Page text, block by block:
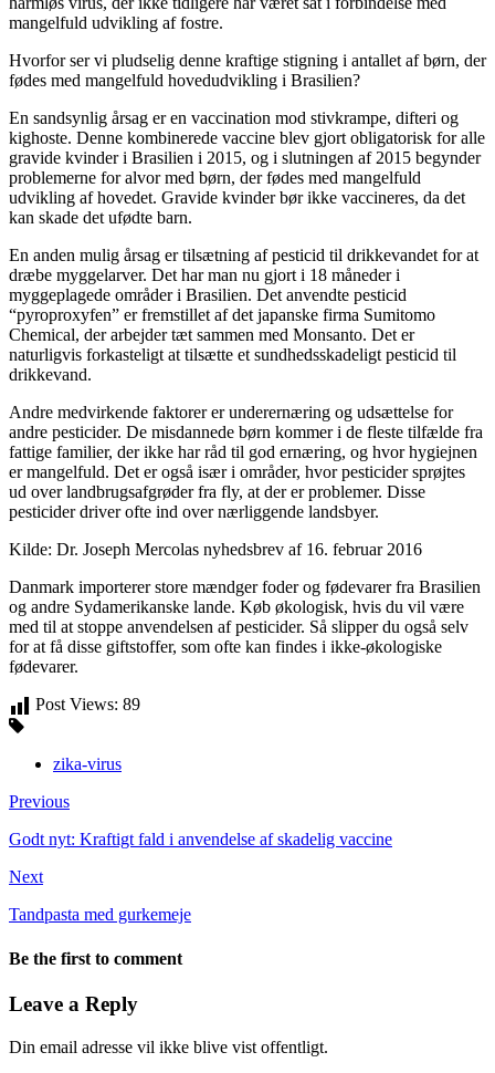
mangelfuld udvikling af fostre.
Hvorfor ser vi pludselig denne kraftige stigning i antallet af børn, der
fødes med mangelfuld hovedudvikling i Brasilien?
En sandsynlig årsag er en vaccination mod stivkrampe, difteri og
kighoste. Denne kombinerede vaccine blev gjort obligatorisk for alle
gravide kvinder i Brasilien i 2015, og i slutningen af 2015 begynder
problemerne for alvor med børn, der fødes med mangelfuld
udvikling af hovedet. Gravide kvinder bør ikke vaccineres, da det
kan skade det ufødte barn.
En anden mulig årsag er tilsætning af pesticid til drikkevandet for at
dræbe myggelarver. Det har man nu gjort i 18 måneder i
myggeplagede områder i Brasilien. Det anvendte pesticid
“pyroproxyfen” er fremstillet af det japanske firma Sumitomo
Chemical, der arbejder tæt sammen med Monsanto. Det er
naturligvis forkasteligt at tilsætte et sundhedsskadeligt pesticid til
drikkevand.
Andre medvirkende faktorer er underernæring og udsættelse for
andre pesticider. De misdannede børn kommer i de fleste tilfælde fra
fattige familier, der ikke har råd til god ernæring, og hvor hygiejnen
er mangelfuld. Det er også især i områder, hvor pesticider sprøjtes
ud over landbrugsafgrøder fra fly, at der er problemer. Disse
pesticider driver ofte ind over nærliggende landsbyer.
Kilde: Dr. Joseph Mercolas nyhedsbrev af 16. februar 2016
Danmark importerer store mændger foder og fødevarer fra Brasilien
og andre Sydamerikanske lande. Køb økologisk, hvis du vil være
med til at stoppe anvendelsen af pesticider. Så slipper du også selv
for at få disse giftstoffer, som ofte kan findes i ikke-økologiske
fødevarer.
Post Views: 89
zika-virus
Previous
Godt nyt: Kraftigt fald i anvendelse af skadelig vaccine
Next
Tandpasta med gurkemeje
Be the first to comment
Leave a Reply
Din email adresse vil ikke blive vist offentligt.